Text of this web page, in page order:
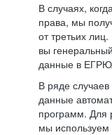
В случаях,
права, мы
от третьих
вы
данные в
В ряде
данные
программ. Для
мы